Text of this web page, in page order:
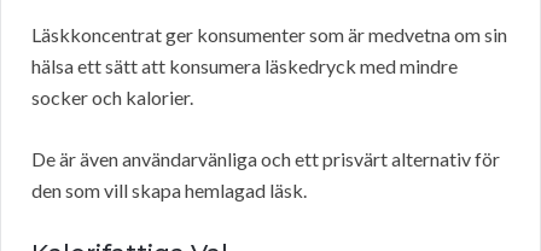
Läskkoncentrat ger konsumenter som är medvetna om sin
hälsa ett sätt att konsumera läskedryck med mindre
socker och kalorier.
De är även användarvänliga och ett prisvärt alternativ för
den som vill skapa hemlagad läsk.